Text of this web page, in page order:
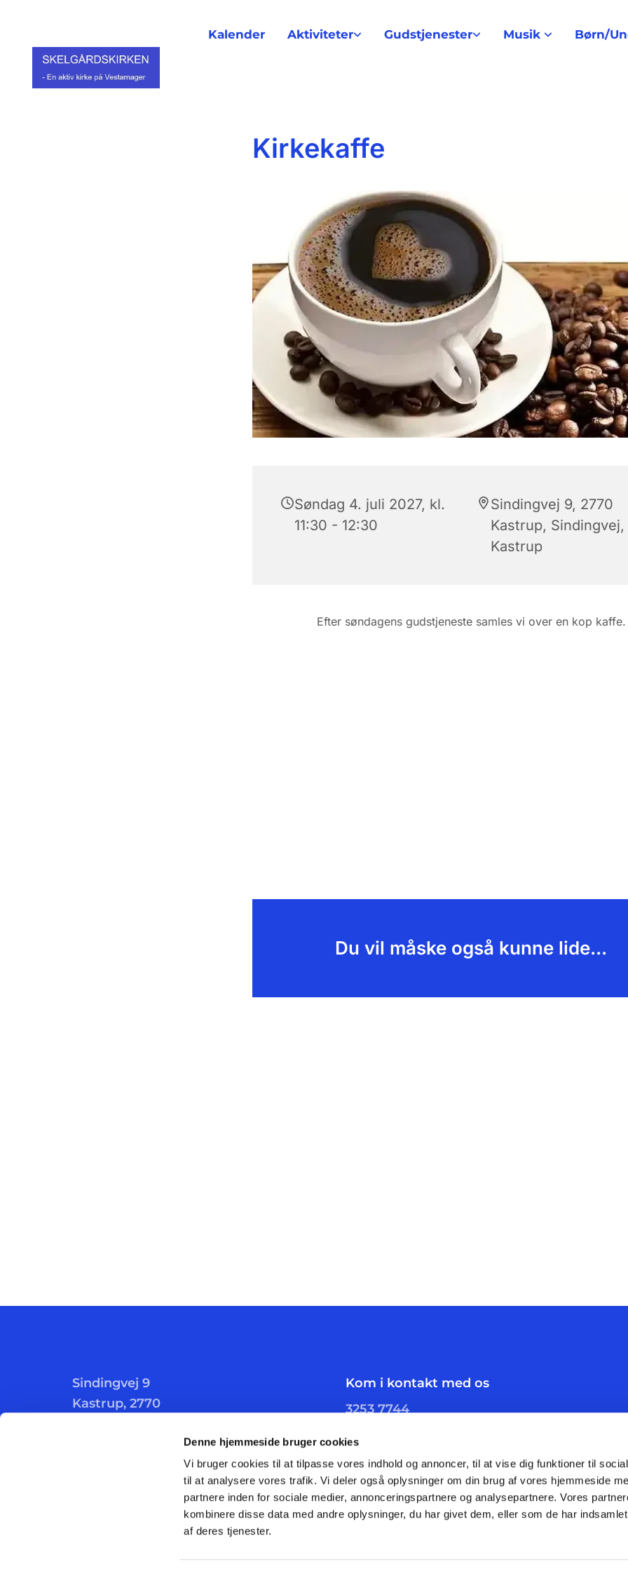
Denne hjemmeside bruger cookies
Vi bruger cookies til at tilpasse vores indhold og annoncer, til at vise dig funktioner til
til at analysere vores trafik. Vi deler også oplysninger om din brug af vores hjemmeside
partnere inden for sociale medier, annonceringspartnere og analysepartnere. Vores
kombinere disse data med andre oplysninger, du har givet dem, eller som de har
af deres tjenester.
Kalender Aktiviteter Gudstjenester Musik Børn/
Kirkekaffe
Søndag 4. juli 2027, kl.
11:30 - 12:30
Sindingvej 9, 2770
Kastrup, Sindingvej,
Kastrup
Efter søndagens gudstjeneste samles vi over en kop kaffe.
Du vil måske også kunne lide...
Sindingvej 9
Kastrup, 2770
Kom i kontakt med os
3253 7744
skelgaards.sogn@km.dk